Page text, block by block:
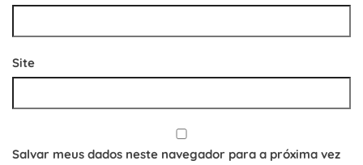
Site
Salvar meus dados neste navegador para a próxima vez